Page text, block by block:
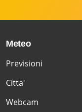
Meteo
Previsioni
Citta'
Webcam